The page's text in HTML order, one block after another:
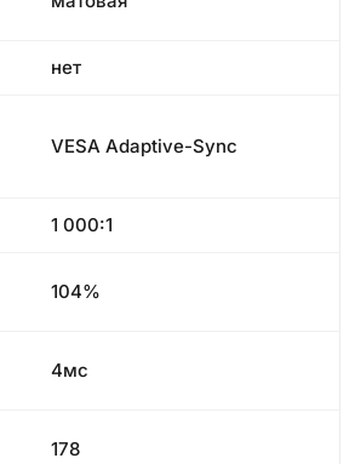
нет
VESA Adaptive-Sync
1 000:1
104%
4мс
178